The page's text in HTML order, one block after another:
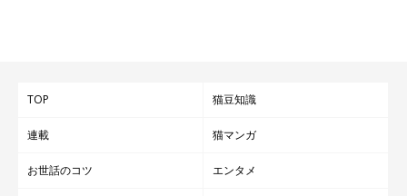
TOP 猫豆知識
連載 猫マンガ
お世話のコツ エンタメ